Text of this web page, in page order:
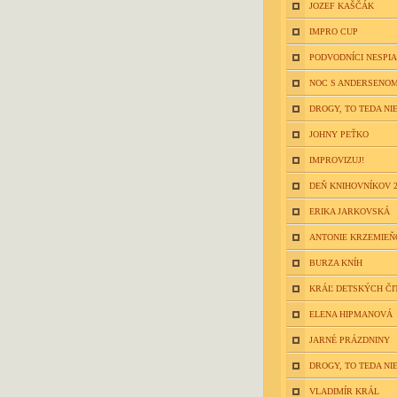
JOZEF KAŠČÁK
IMPRO CUP
PODVODNÍCI NESPIA
NOC S
DROGY, TO TEDA
JOHNY PEŤKO
IMPROVIZUJ!
DEŇ KNIHOVNÍKOV
ERIKA JARKOVSKÁ
ANTONIE
BURZA KNÍH
KRÁĽ DETSKÝCH
ELENA HIPMANOVÁ
JARNÉ PRÁZDNINY
DROGY, TO TEDA
VLADIMÍR KRÁL